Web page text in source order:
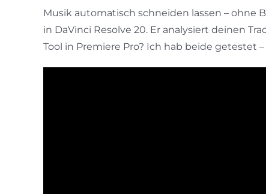
Musik automatisch schneiden lassen – ohne
in DaVinci Resolve 20. Er analysiert deinen
Tool in Premiere Pro? Ich hab beide getestet